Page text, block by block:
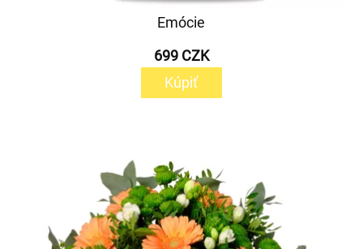
Emócie
699 CZK
Kúpiť